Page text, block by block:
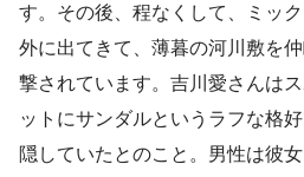
す。その後、程なくして、ミッ
外に出てきて、薄暮の河川敷を
撃されています。吉川愛さんは
ットにサンダルというラフな格
隠していたとのこと。男性は彼